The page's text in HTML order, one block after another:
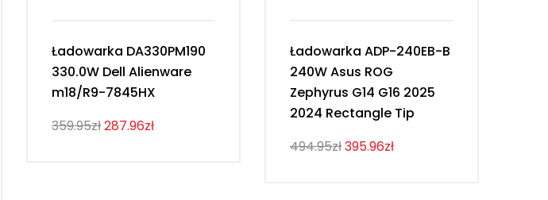
Ładowarka DA330PM190
330.0W Dell Alienware
m18/R9-7845HX
359.95zł287.96zł
Ładowarka ADP-240EB-B
240W Asus ROG
Zephyrus G14 G16 2025
2024 Rectangle Tip
494.95zł395.96zł